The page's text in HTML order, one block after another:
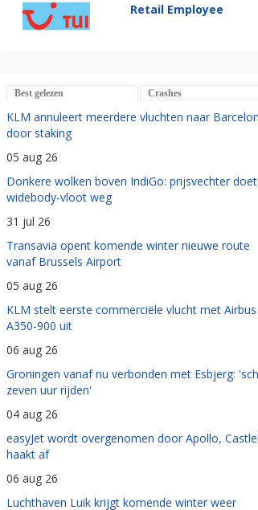
Retail Employee
Best gelezen Crashes
KLM annuleert meerdere vluchten naar
door staking
05 aug 26
Donkere wolken boven IndiGo: prijsvechter doet
widebody-vloot weg
31 jul 26
Transavia opent komende winter nieuwe route
vanaf Brussels Airport
05 aug 26
KLM stelt eerste commerciële vlucht met Airbus
A350-900 uit
06 aug 26
Groningen vanaf nu verbonden met Esbjerg:
zeven uur rijden'
04 aug 26
easyJet wordt overgenomen door Apollo,
haakt af
06 aug 26
Luchthaven Luik krijgt komende winter weer